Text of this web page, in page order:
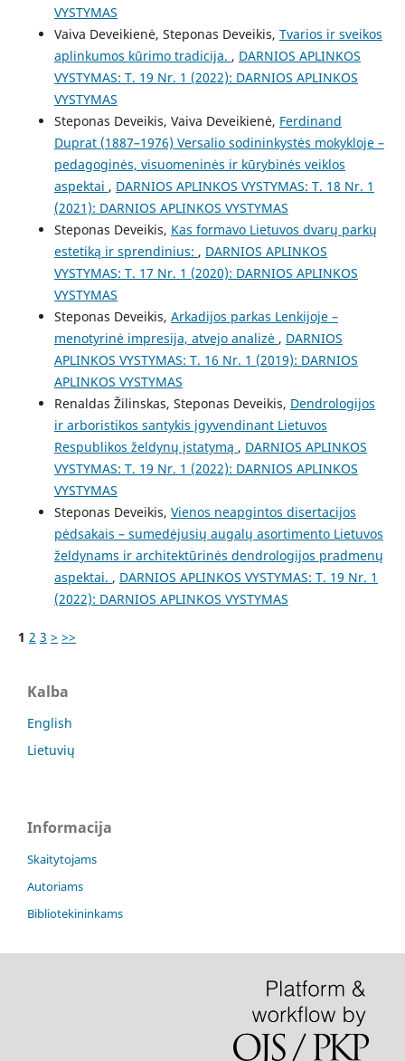
VYSTYMAS
Vaiva Deveikienė, Steponas Deveikis, Tvarios ir sveikos
aplinkumos kūrimo tradicija. , DARNIOS APLINKOS
VYSTYMAS: T. 19 Nr. 1 (2022): DARNIOS APLINKOS
VYSTYMAS
Steponas Deveikis, Vaiva Deveikienė, Ferdinand
Duprat (1887–1976) Versalio sodininkystės mokykloje –
pedagoginės, visuomeninės ir kūrybinės veiklos
aspektai , DARNIOS APLINKOS VYSTYMAS: T. 18 Nr. 1
(2021): DARNIOS APLINKOS VYSTYMAS
Steponas Deveikis, Kas formavo Lietuvos dvarų parkų
estetiką ir sprendinius: , DARNIOS APLINKOS
VYSTYMAS: T. 17 Nr. 1 (2020): DARNIOS APLINKOS
VYSTYMAS
Steponas Deveikis, Arkadijos parkas Lenkijoje –
menotyrinė impresija, atvejo analizė , DARNIOS
APLINKOS VYSTYMAS: T. 16 Nr. 1 (2019): DARNIOS
APLINKOS VYSTYMAS
Renaldas Žilinskas, Steponas Deveikis, Dendrologijos
ir arboristikos santykis įgyvendinant Lietuvos
Respublikos želdynų įstatymą , DARNIOS APLINKOS
VYSTYMAS: T. 19 Nr. 1 (2022): DARNIOS APLINKOS
VYSTYMAS
Steponas Deveikis, Vienos neapgintos disertacijos
pėdsakais – sumedėjusių augalų asortimento Lietuvos
želdynams ir architektūrinės dendrologijos pradmenų
aspektai. , DARNIOS APLINKOS VYSTYMAS: T. 19 Nr. 1
(2022): DARNIOS APLINKOS VYSTYMAS
1 2 3 > >>
Kalba
English
Lietuvių
Informacija
Skaitytojams
Autoriams
Bibliotekininkams